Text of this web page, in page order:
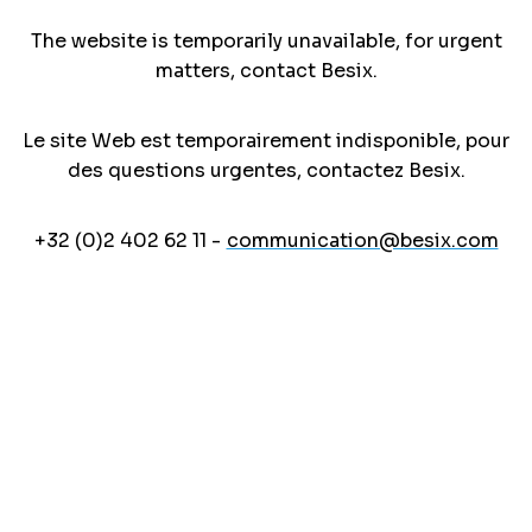
The website is temporarily unavailable, for urgent
matters, contact Besix.
Le site Web est temporairement indisponible, pour
des questions urgentes, contactez Besix.
+32 (0)2 402 62 11 - communication@besix.com